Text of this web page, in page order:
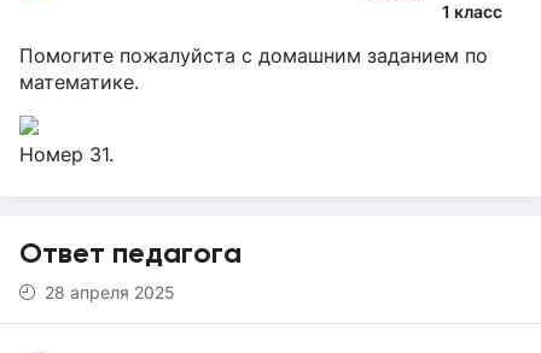
1 класс
Помогите пожалуйста с домашним заданием по
математике.
Номер 31.
Ответ педагога
28 апреля 2025